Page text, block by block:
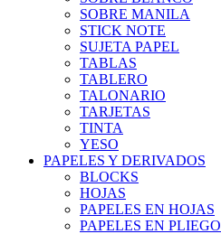
SOBRE MANILA
STICK NOTE
SUJETA PAPEL
TABLAS
TABLERO
TALONARIO
TARJETAS
TINTA
YESO
PAPELES Y DERIVADOS
BLOCKS
HOJAS
PAPELES EN HOJAS
PAPELES EN PLIEGO